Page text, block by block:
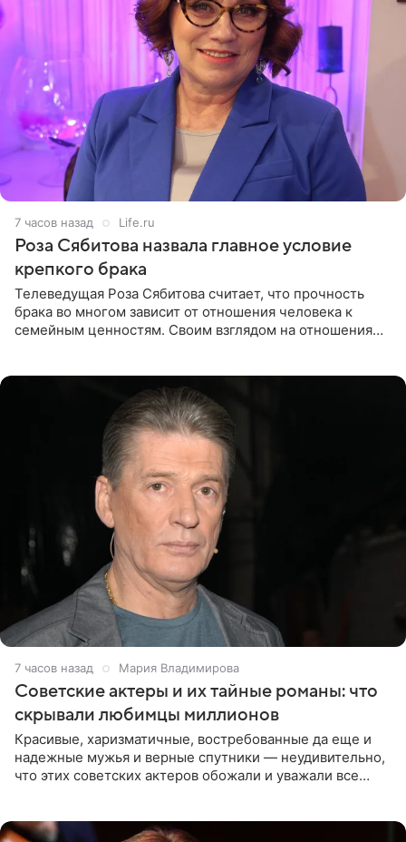
7 часов назад Life.ru
Роза Сябитова назвала главное условие
крепкого брака
Телеведущая Роза Сябитова считает, что прочность
брака во многом зависит от отношения человека к
семейным ценностям. Своим взглядом на отношения
7 часов назад Мария Владимирова
Советские актеры и их тайные романы: что
скрывали любимцы миллионов
Красивые, харизматичные, востребованные да еще и
надежные мужья и верные спутники — неудивительно,
что этих советских актеров обожали и уважали все